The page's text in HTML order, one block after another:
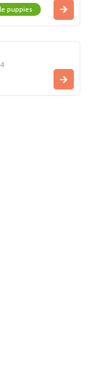
puppies